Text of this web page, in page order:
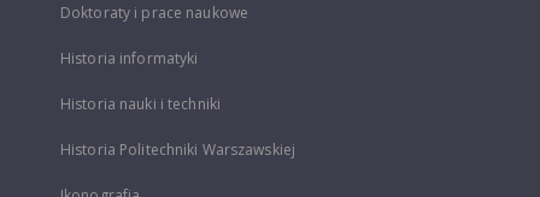
Doktoraty i prace naukowe
Historia informatyki
Historia nauki i techniki
Historia Politechniki Warszawskiej